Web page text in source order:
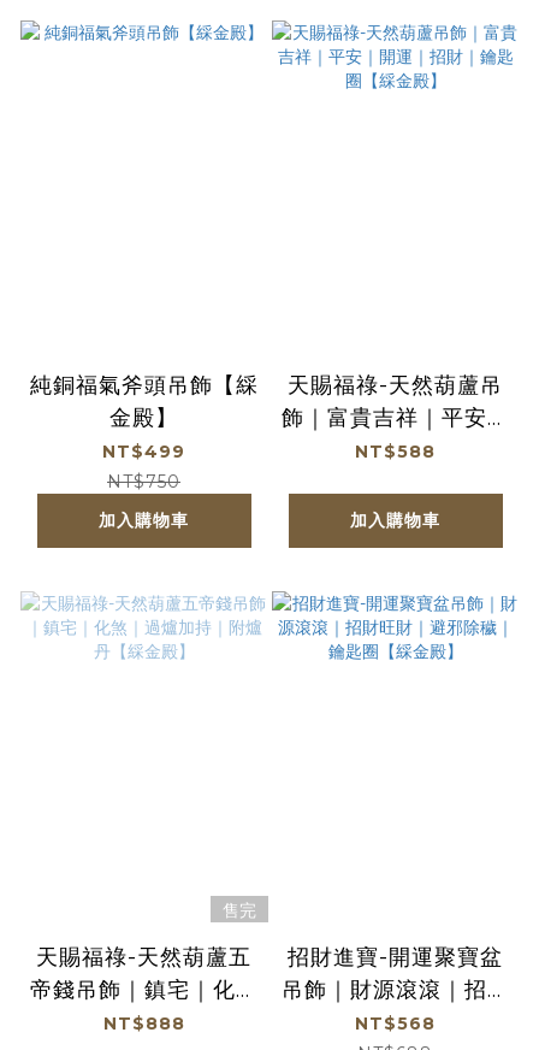
純銅福氣斧頭吊飾【綵
金殿】
NT$499
NT$750
加入購物車
天賜福祿-天然葫蘆吊
飾｜富貴吉祥｜平安｜
開運｜招財｜鑰匙圈
NT$588
加入購物車
售完
天賜福祿-天然葫蘆五
帝錢吊飾｜鎮宅｜化煞
｜過爐加持｜附爐丹
NT$888
招財進寶-開運聚寶盆
吊飾｜財源滾滾｜招財
旺財｜避邪除穢｜鑰匙
NT$568